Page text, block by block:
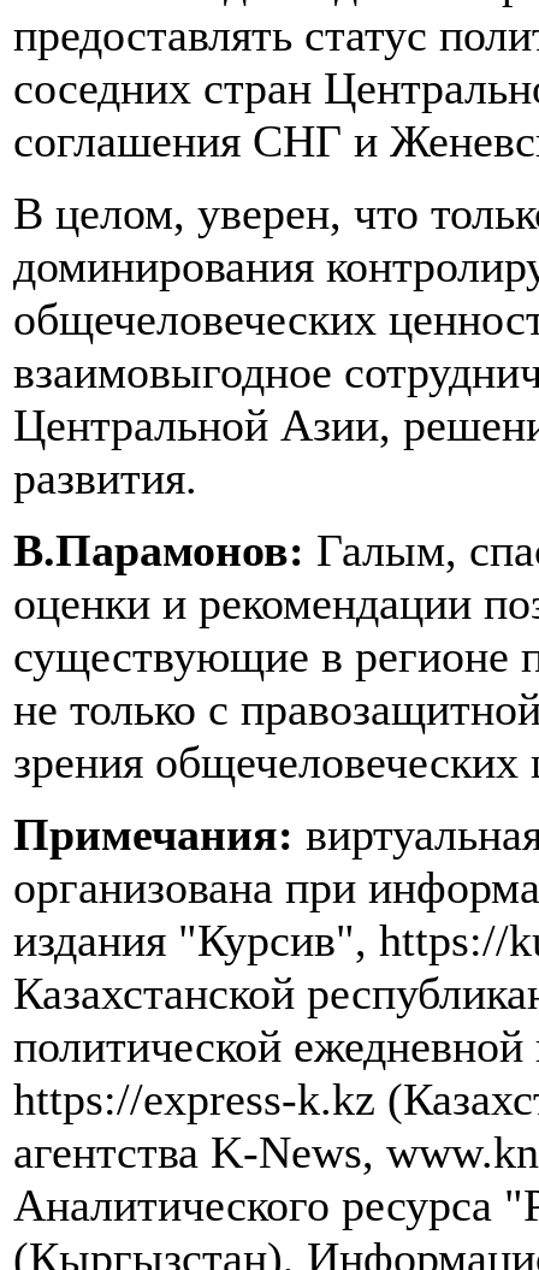
предоставлять статус
соседних стран
соглашения СНГ и
В целом, уверен, что
доминирования
общечеловеческих
взаимовыгодное
Центральной Азии,
развития.
В.Парамонов: Галым,
оценки и рекомендации
существующие в регионе
не только с
зрения общечеловеческих
Примечания:
организована при
издания "Курсив", https://
Казахстанской
политической
https://express-k.kz
агентства K-News,
Аналитического ресурса
(Кыргызстан),